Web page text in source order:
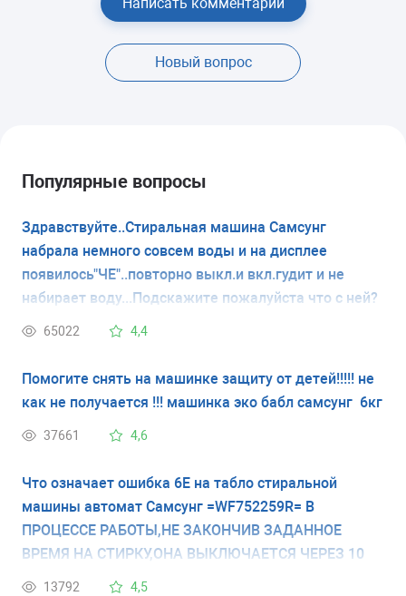
Новый вопрос
Популярные вопросы
Здравствуйте..Стиральная машина Самсунг
набрала немного совсем воды и на дисплее
появилось"ЧЕ"..повторно выкл.и вкл.гудит и не
набирает воду...Подскажите пожалуйста что с ней?
65022 4,4
Помогите снять на машинке защиту от детей!!!!! не
как не получается !!! машинка эко бабл самсунг 6кг
37661 4,6
Что означает ошибка 6Е на табло стиральной
машины автомат Самсунг =WF752259R= В
ПРОЦЕССЕ РАБОТЫ,НЕ ЗАКОНЧИВ ЗАДАННОЕ
ВРЕМЯ НА СТИРКУ,ОНА ВЫКЛЮЧАЕТСЯ ЧЕРЕЗ 10
МИНУТ И НА ТАБЛО ВЫСВЕЧИВАЕТСЯ Я НЕ ПОЙМУ
13792 4,5